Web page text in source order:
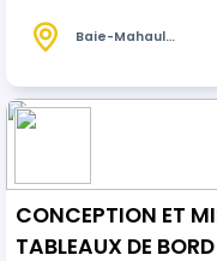
Baie-Mahault
CONCEPTION ET
TABLEAUX DE